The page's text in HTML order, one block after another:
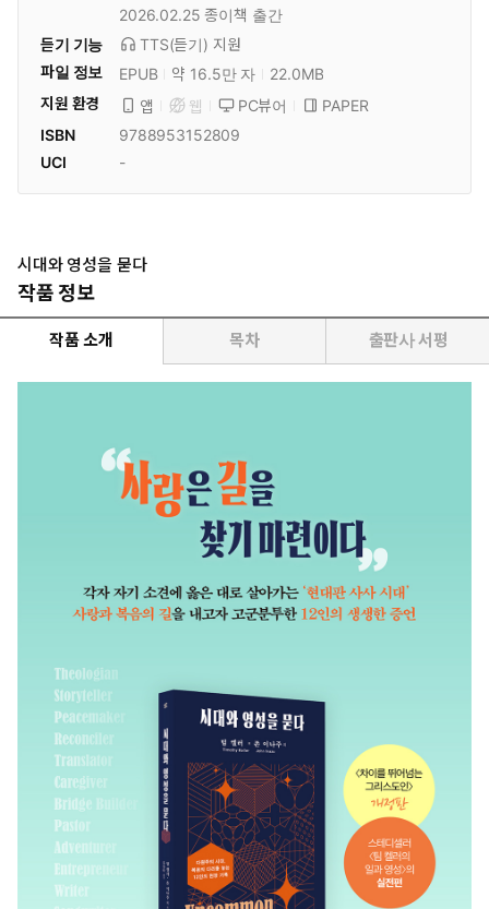
2026.02.25 종이책 출간
듣기 기능
TTS(듣기) 지원
파일 정보
EPUB 약 16.5만 자
22.0MB
지원 환경
앱 웹 PC뷰어
PAPER
ISBN
9788953152809
UCI
-
시대와 영성을 묻다
작품 정보
작품 소개 목차 출판사 서평